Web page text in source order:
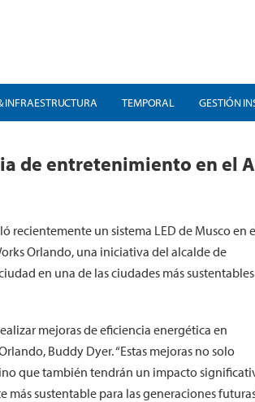
INFRAESTRUCTURA TEMPORAL GESTIÓN
de entretenimiento en el
recientemente un sistema LED de Musco en
Orlando, una iniciativa del alcalde de
en una de las ciudades más sustentables
mejoras de eficiencia energética en
Buddy Dyer. “Estas mejoras no solo
que también tendrán un impacto
sustentable para las generaciones